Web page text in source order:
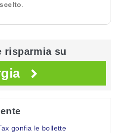
risparmia su
gonfia le bollette